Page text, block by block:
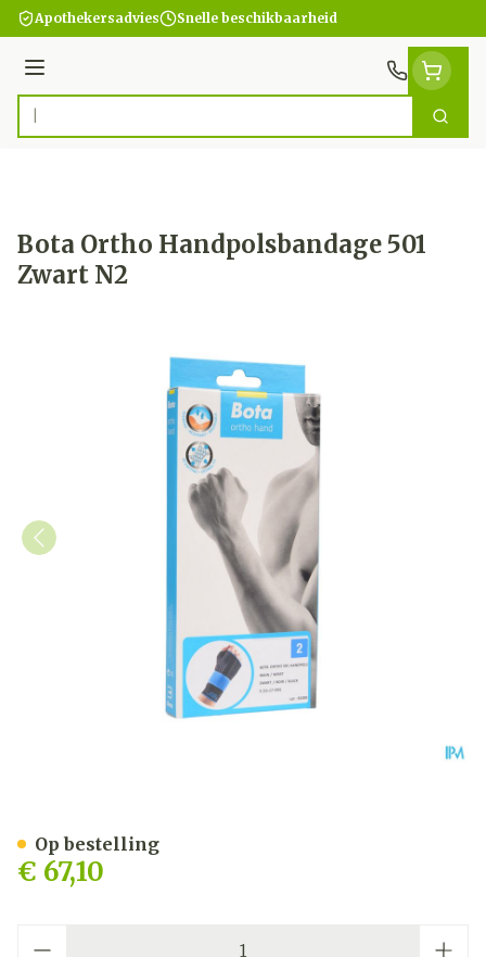
Ga naar de inhoud
Apothekersadvies Snelle beschikbaarheid
Menu
Product, merk, categorie... Zoek
Bota Ortho Handpolsbandage 501
Zwart N2
€ 67,10
Op bestelling